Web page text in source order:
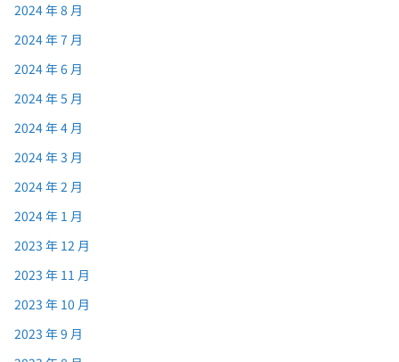
2024 年 8 月
2024 年 7 月
2024 年 6 月
2024 年 5 月
2024 年 4 月
2024 年 3 月
2024 年 2 月
2024 年 1 月
2023 年 12 月
2023 年 11 月
2023 年 10 月
2023 年 9 月